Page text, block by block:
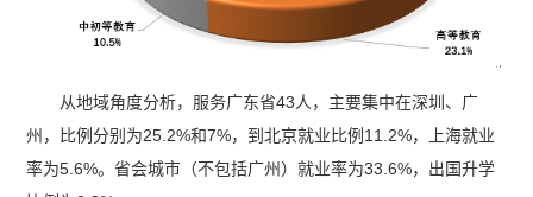
从地域角度分析，服务广东省43人，主要集中在深圳、广
州，比例分别为25.2%和7%，到北京就业比例11.2%，上海就业
率为5.6%。省会城市（不包括广州）就业率为33.6%，出国升学